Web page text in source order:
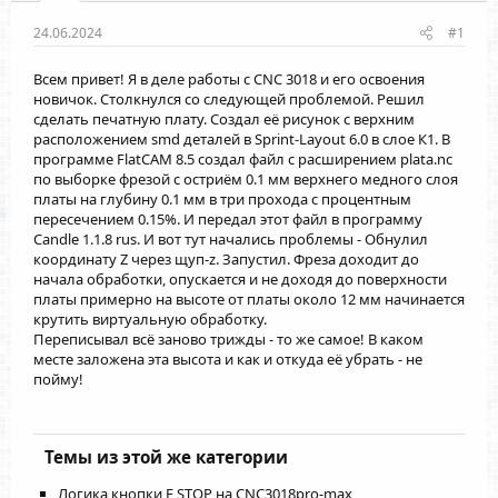
24.06.2024 #1
Всем привет! Я в деле работы с CNC 3018 и его освоения
новичок. Столкнулся со следующей проблемой. Решил
сделать печатную плату. Создал её рисунок с верхним
расположением smd деталей в Sprint-Layout 6.0 в слое К1. В
программе FlatCAM 8.5 создал файл с расширением plata.nc
по выборке фрезой с остриём 0.1 мм верхнего медного слоя
платы на глубину 0.1 мм в три прохода с процентным
пересечением 0.15%. И передал этот файл в программу
Candle 1.1.8 rus. И вот тут начались проблемы - Обнулил
координату Z через щуп-z. Запустил. Фреза доходит до
начала обработки, опускается и не доходя до поверхности
платы примерно на высоте от платы около 12 мм начинается
крутить виртуальную обработку.
Переписывал всё заново трижды - то же самое! В каком
месте заложена эта высота и как и откуда её убрать - не
пойму!
Темы из этой же категории
Логика кнопки E STOP на CNC3018pro-max